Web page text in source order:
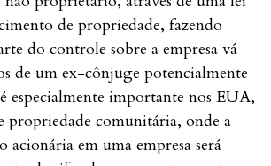
de propriedade, fazendo
do controle sobre a empresa vá
de um ex-cônjuge potencialmente
especialmente importante nos EUA,
propriedade comunitária, onde a
acionária em uma empresa será